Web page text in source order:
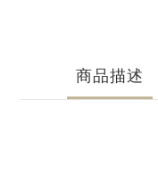
商品描述